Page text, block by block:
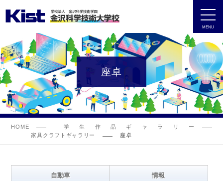
MENU
座卓
HOME
学生作品ギャラリー
家具クラフトギャラリー
座卓
自動車
情報